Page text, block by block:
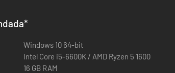
*
Windows 10 64-bit
Intel Core i5-6600K / AMD Ryzen 5 1600
16 GB RAM